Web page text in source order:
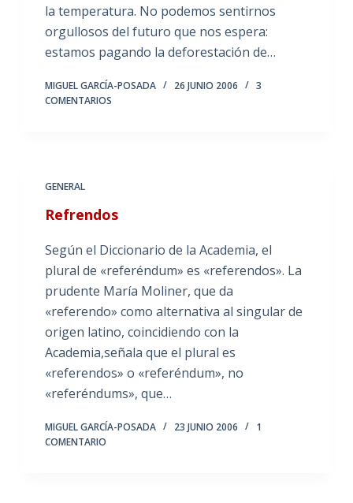
la temperatura. No podemos sentirnos
orgullosos del futuro que nos espera:
estamos pagando la deforestación de…
MIGUEL GARCÍA-POSADA 26 JUNIO 2006
3
COMENTARIOS
GENERAL
Refrendos
Según el Diccionario de la Academia, el
plural de «referéndum» es «referendos». La
prudente María Moliner, que da
«referendo» como alternativa al singular de
origen latino, coincidiendo con la
Academia,señala que el plural es
«referendos» o «referéndum», no
«referéndums», que…
MIGUEL GARCÍA-POSADA 23 JUNIO 2006
1
COMENTARIO